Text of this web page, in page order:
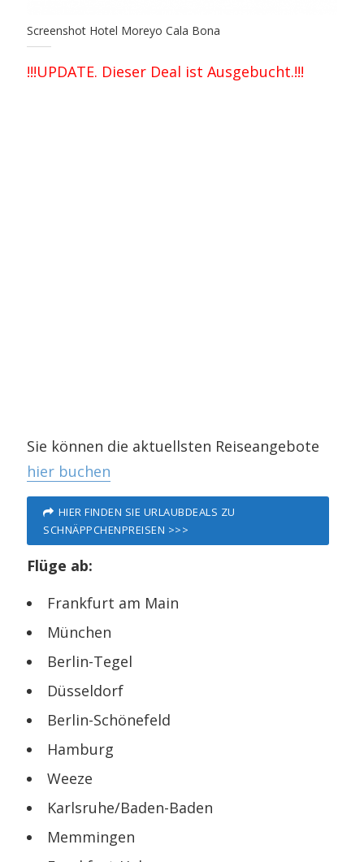
Screenshot Hotel Moreyo Cala Bona
!!!UPDATE. Dieser Deal ist Ausgebucht.!!!
Sie können die aktuellsten Reiseangebote
hier buchen
HIER FINDEN SIE URLAUBDEALS ZU
SCHNÄPPCHENPREISEN >>>
Flüge ab:
Frankfurt am Main
München
Berlin-Tegel
Düsseldorf
Berlin-Schönefeld
Hamburg
Weeze
Karlsruhe/Baden-Baden
Memmingen